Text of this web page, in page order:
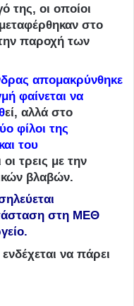
της, οι οποίοι
στο
παροχή των
απομακρύνθηκε
φαίνεται να
εί, αλλά στο
φίλοι της
του
τρεις με την
βλαβών.
στη ΜΕΘ
να πάρει